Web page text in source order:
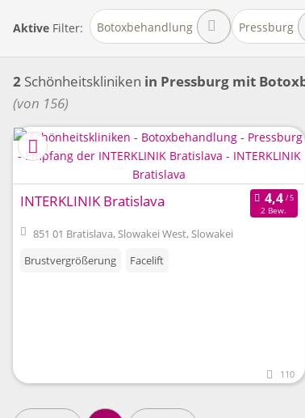
Bruststraffung Brustvergrößerung
Aktive Filter: Botoxbehandlung Pressburg
2 Schönheitskliniken in Pressburg mit
(von 156)
INTERKLINIK Bratislava
2 Bew.
851 01 Bratislava, Slowakei West, Slowakei
Brustvergrößerung
Facelift
110